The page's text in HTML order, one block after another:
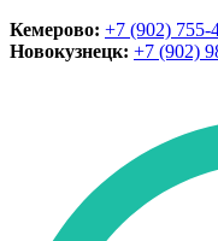
Кемерово: +7 (902) 755-
Новокузнецк: +7 (902)